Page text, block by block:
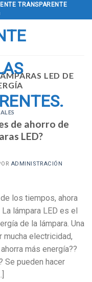
TRANSPARENTE
LED DE
de ahorro de
LED?
ADMINISTRACIÓN
los tiempos, ahora
lámpara LED es el
de la lámpara. Una
mucha electricidad,
más energía??
Se pueden hacer